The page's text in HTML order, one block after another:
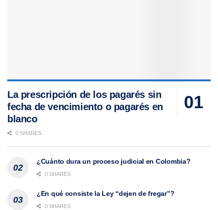
La prescripción de los pagarés sin
fecha de vencimiento o pagarés en
blanco
0 SHARES
¿Cuánto dura un proceso judicial en Colombia?
0 SHARES
¿En qué consiste la Ley “dejen de fregar”?
0 SHARES